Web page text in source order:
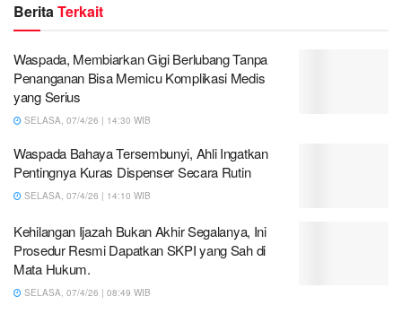
BeritaTerkait
Waspada, Membiarkan Gigi Berlubang Tanpa
Penanganan Bisa Memicu Komplikasi Medis
yang Serius
SELASA, 07/4/26 | 14:30 WIB
Waspada Bahaya Tersembunyi, Ahli Ingatkan
Pentingnya Kuras Dispenser Secara Rutin
SELASA, 07/4/26 | 14:10 WIB
Kehilangan Ijazah Bukan Akhir Segalanya, Ini
Prosedur Resmi Dapatkan SKPI yang Sah di
Mata Hukum.
SELASA, 07/4/26 | 08:49 WIB